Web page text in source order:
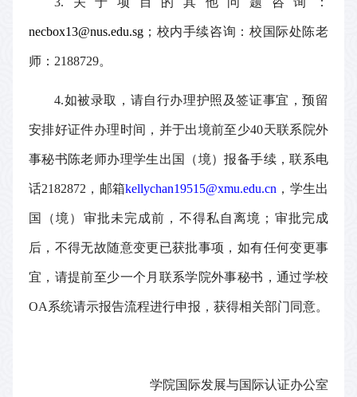
necbox13@nus.edu.sg ；校内手续咨询： 校 国际处陈老
师： 2188729。
4.如被录取，请自行办理护照及签证事宜，预留
安排好证件办理时间，并于出境前至少40天联系院外
事秘书陈老师办理学生出国（境）报备手续，联系电
话2182872，邮箱kellychan19515@xmu.edu.cn ，学生出
国（境）审批未完成前，不得私自离境；审批完成
后，不得无故随意变更已获批事项，如有任何变更事
宜，请提前至少一个月联系学院外事秘书，通过学校
OA系统请示报告流程进行申报，获得相关部门同意。
学院国际发展与国际认证办公室